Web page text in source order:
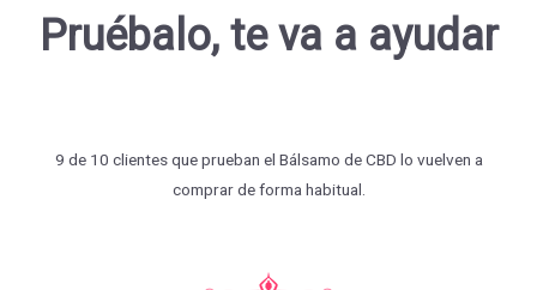
Pruébalo, te va a ayudar
9 de 10 clientes que prueban el Bálsamo de CBD lo vuelven a
comprar de forma habitual.